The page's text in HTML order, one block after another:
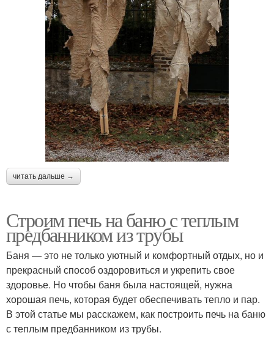
читать дальше →
Строим печь на баню с теплым
предбанником из трубы
Баня — это не только уютный и комфортный отдых, но и
прекрасный способ оздоровиться и укрепить свое
здоровье. Но чтобы баня была настоящей, нужна
хорошая печь, которая будет обеспечивать тепло и пар.
В этой статье мы расскажем, как построить печь на баню
с теплым предбанником из трубы.